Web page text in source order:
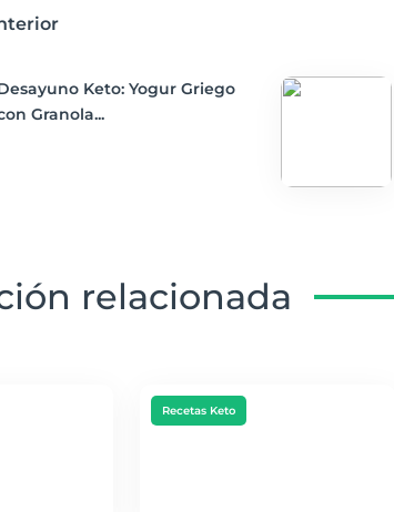
Keto: Yogur Griego
Granola...
relacionada
Recetas Keto